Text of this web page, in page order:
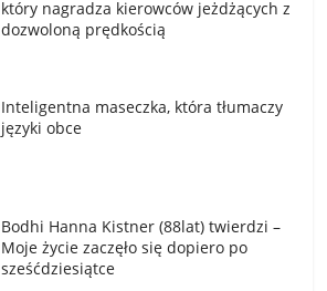
który nagradza kierowców jeżdżących z
dozwoloną prędkością
Inteligentna maseczka, która tłumaczy
języki obce
Bodhi Hanna Kistner (88lat) twierdzi –
Moje życie zaczęło się dopiero po
sześćdziesiątce